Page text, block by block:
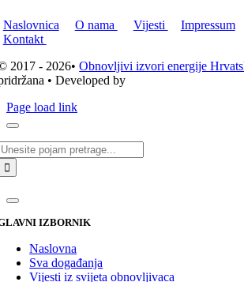
Naslovnica O nama Vijesti Impressum
Kontakt
2017 - 2026•Obnovljivi izvori energije
• Developed by
Page load link
IZBORNIK
Naslovna
Sva događanja
Vijesti iz svijeta obnovljivaca